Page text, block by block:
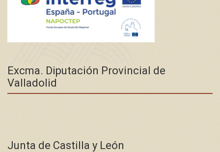
Excma. Diputación Provincial de
Valladolid
Junta de Castilla y León